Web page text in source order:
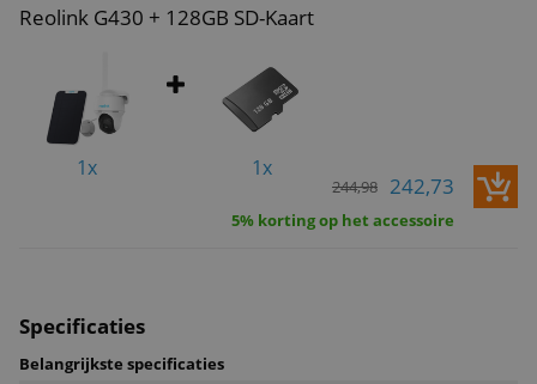
Reolink G430 + 128GB SD-Kaart
1x 1x
242,73
244,98
5% korting op het accessoire
Specificaties
Belangrijkste specificaties